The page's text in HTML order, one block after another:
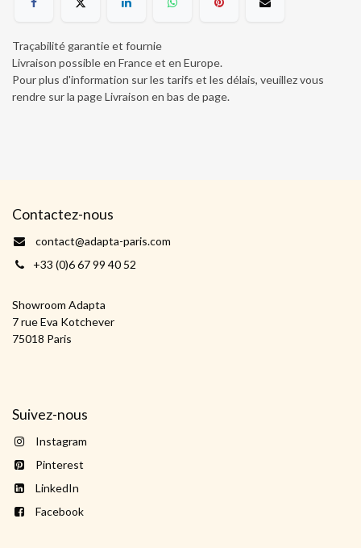
Traçabilité garantie et fournie
Livraison possible en France et en Europe.
Pour plus d'information sur les tarifs et les délais, veuillez vous
rendre sur la page Livraison en bas de page.
Contactez-nous
contact@adapta-paris.com
+33 (0)6 67 99 40 52
Showroom Adapta
7 rue Eva Kotchever
75018 Paris
Suivez-nous
Instagram
Pinterest
LinkedIn
Facebook